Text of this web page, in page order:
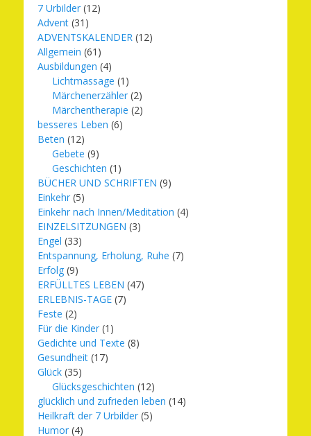
7 Urbilder (12)
Advent (31)
ADVENTSKALENDER (12)
Allgemein (61)
Ausbildungen (4)
Lichtmassage (1)
Märchenerzähler (2)
Märchentherapie (2)
besseres Leben (6)
Beten (12)
Gebete (9)
Geschichten (1)
BÜCHER UND SCHRIFTEN (9)
Einkehr (5)
Einkehr nach Innen/Meditation (4)
EINZELSITZUNGEN (3)
Engel (33)
Entspannung, Erholung, Ruhe (7)
Erfolg (9)
ERFÜLLTES LEBEN (47)
ERLEBNIS-TAGE (7)
Feste (2)
Für die Kinder (1)
Gedichte und Texte (8)
Gesundheit (17)
Glück (35)
Glücksgeschichten (12)
glücklich und zufrieden leben (14)
Heilkraft der 7 Urbilder (5)
Humor (4)